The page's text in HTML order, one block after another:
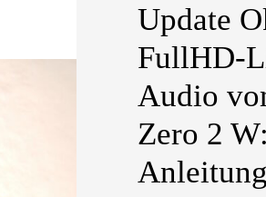
Update
FullHD-
Audio
Zero 2
Anleitung